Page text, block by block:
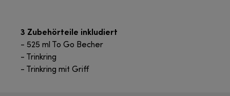
3 Zubehörteile inkludiert
- 525 ml To Go Becher
- Trinkring
- Trinkring mit Griff